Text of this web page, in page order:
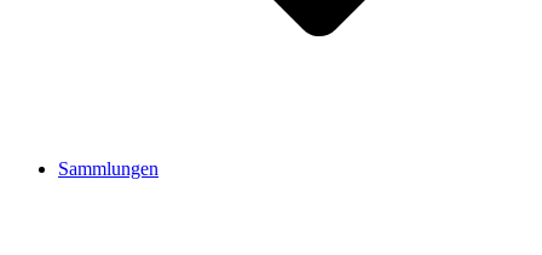
Sammlungen